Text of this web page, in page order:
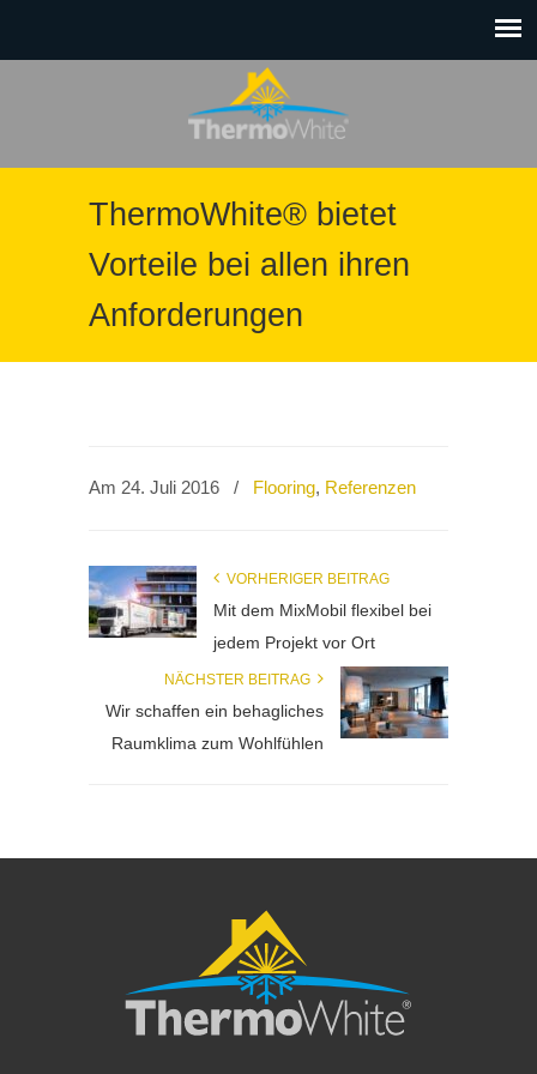
ThermoWhite® bietet
Vorteile bei allen ihren
Anforderungen
Am 24. Juli 2016 / Flooring, Referenzen
VORHERIGER BEITRAG
Mit dem MixMobil flexibel bei
jedem Projekt vor Ort
NÄCHSTER BEITRAG
Wir schaffen ein behagliches
Raumklima zum Wohlfühlen